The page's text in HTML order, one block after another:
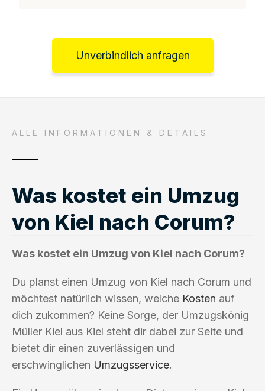
Unverbindlich anfragen
ALLE INFORMATIONEN & DETAILS
Was kostet ein Umzug
von Kiel nach Corum?
Was kostet ein Umzug von Kiel nach Corum?
Du planst einen Umzug von Kiel nach Corum und
möchtest natürlich wissen, welche Kosten auf
dich zukommen? Keine Sorge, der Umzugskönig
Müller Kiel aus Kiel steht dir dabei zur Seite und
bietet dir einen zuverlässigen und
erschwinglichen Umzugsservice.